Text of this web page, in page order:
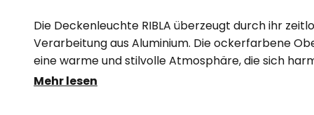
Die Deckenleuchte RIBLA überzeugt durch ihr
Verarbeitung aus Aluminium. Die ockerfarbene
eine warme und stilvolle Atmosphäre, die sich
Einrichtungsstile einfügt. Dank ihrer kompakten
Mehr lesen